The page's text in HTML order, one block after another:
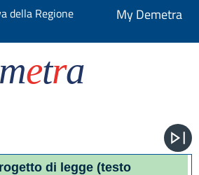
della Regione
My Demetra
etra
di legge (testo